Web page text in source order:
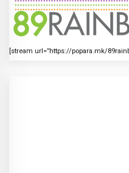
[stream url=”https://popara.mk/